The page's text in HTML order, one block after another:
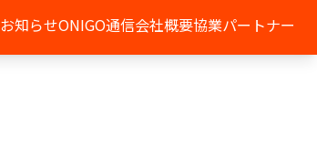
お知らせONIGO通信会社概要協業パートナー